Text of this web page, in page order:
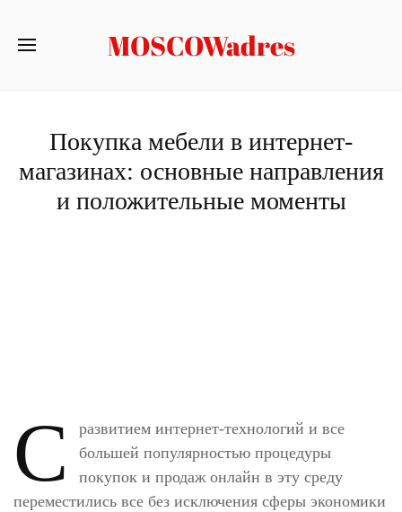
MOSCOWadres
Покупка мебели в интернет-
магазинах: основные направления
и положительные моменты
С
развитием интернет-технологий и все
большей популярностью процедуры
покупок и продаж онлайн в эту среду
переместились все без исключения сферы экономики